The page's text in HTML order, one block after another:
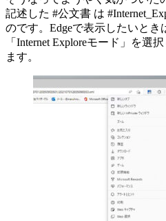
記述した #公文書 は
のです。Edgeで表示したいと
「Internet Exploreモード」を選
ます。